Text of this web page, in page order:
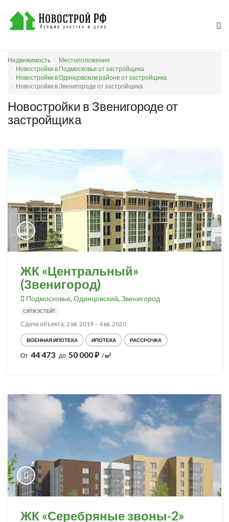
Недвижимость
Местоположения
Новостройки в Подмосковье от застройщика
Новостройки в Одинцовском районе от застройщика
Новостройки в Звенигороде от застройщика
Новостройки в Звенигороде от
застройщика
ЖК «Центральный»
(Звенигород)
Подмосковье, Одинцовский, Звенигород
СИТИ ЭСТЕЙТ
Сдача объекта: 2 кв. 2019 – 4 кв. 2020
ВОЕННАЯ ИПОТЕКА ИПОТЕКА РАССРОЧКА
От 44 473 до 50 000⃏ / м2
ЖК «Серебряные звоны-2»